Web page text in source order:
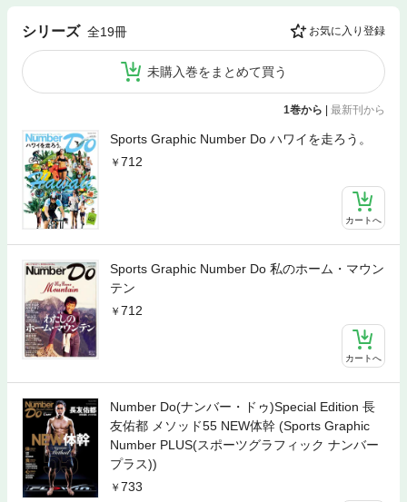
シリーズ 全19冊 お気に入り登録
未購入巻をまとめて買う
1巻から 最新刊から
Sports Graphic Number Do ハワイを走ろう。
712
カートへ
Sports Graphic Number Do 私のホーム・マウン
テン
712
カートへ
Number Do(ナンバー・ドゥ)Special Edition 長
友佑都 メソッド55 NEW体幹 (Sports Graphic
Number PLUS(スポーツグラフィック ナンバー
プラス))
733